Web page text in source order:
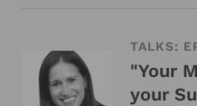
TALKS:
"Your
your